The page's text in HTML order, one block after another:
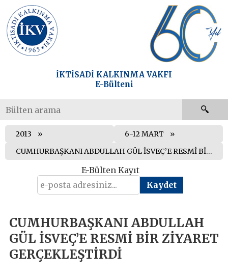
İKTİSADİ KALKINMA VAKFI
E-Bülteni
2013
6-12 MART
CUMHURBAŞKANI ABDULLAH GÜL İSVEÇ’E RESMİ BİR ZİYARET GERÇEKLEŞTİRDİ
E-Bülten Kayıt
CUMHURBAŞKANI ABDULLAH
GÜL İSVEÇ’E RESMİ BİR ZİYARET
GERÇEKLEŞTİRDİ